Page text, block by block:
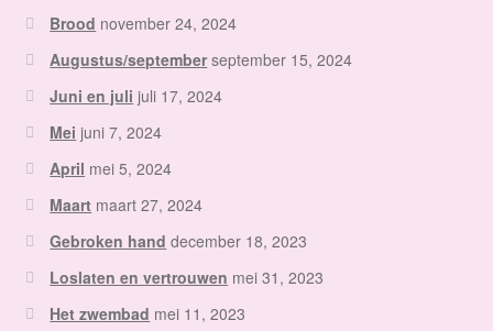
Brood november 24, 2024
Augustus/september september 15, 2024
Juni en juli juli 17, 2024
Mei juni 7, 2024
April mei 5, 2024
Maart maart 27, 2024
Gebroken hand december 18, 2023
Loslaten en vertrouwen mei 31, 2023
Het zwembad mei 11, 2023